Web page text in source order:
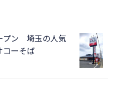
プン 埼玉の人気
ーそば